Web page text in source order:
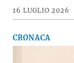
16 LUGLIO 2026
CRONACA